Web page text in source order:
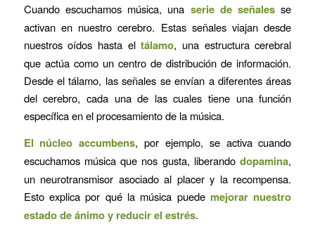
Cuando escuchamos música, una serie de señales se
activan en nuestro cerebro. Estas señales viajan desde
nuestros oídos hasta eltálamo, una estructura cerebral
que actúa como un centro de distribución de información.
Desde el tálamo, las señales se envían a diferentes áreas
del cerebro, cada una de las cuales tiene una función
específica en el procesamiento de la música.
El núcleo accumbens, por ejemplo, se activa cuando
escuchamos música que nos gusta, liberandodopamina,
un neurotransmisor asociado al placer y la recompensa.
Esto explica por qué la música puede mejorar nuestro
estado de ánimo y reducir el estrés.